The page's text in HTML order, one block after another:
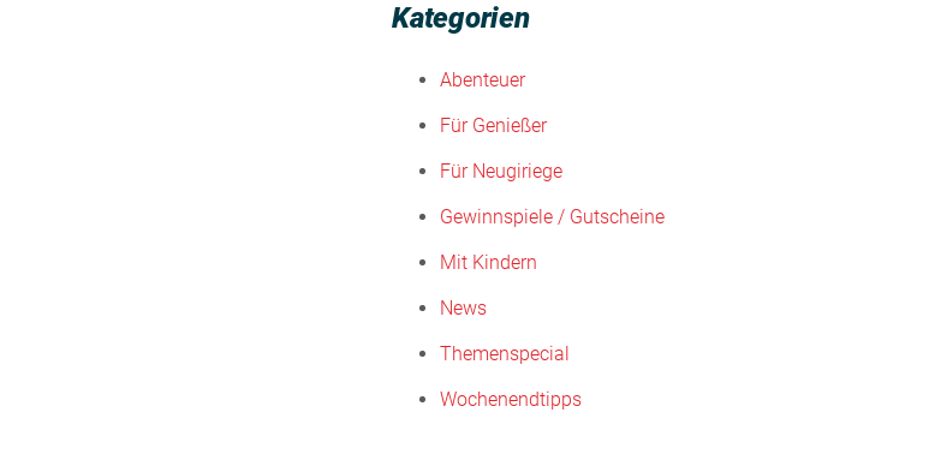
Kategorien
Abenteuer
Für Genießer
Für Neugiriege
Gewinnspiele / Gutscheine
Mit Kindern
News
Themenspecial
Wochenendtipps